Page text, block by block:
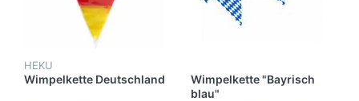
HEKU
Wimpelkette Deutschland
Wimpelkette "Bayrisch
blau"